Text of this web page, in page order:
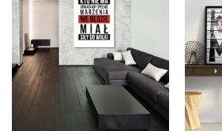
wiele
wariantów.
Opcje
można
wybrać
na
stronie